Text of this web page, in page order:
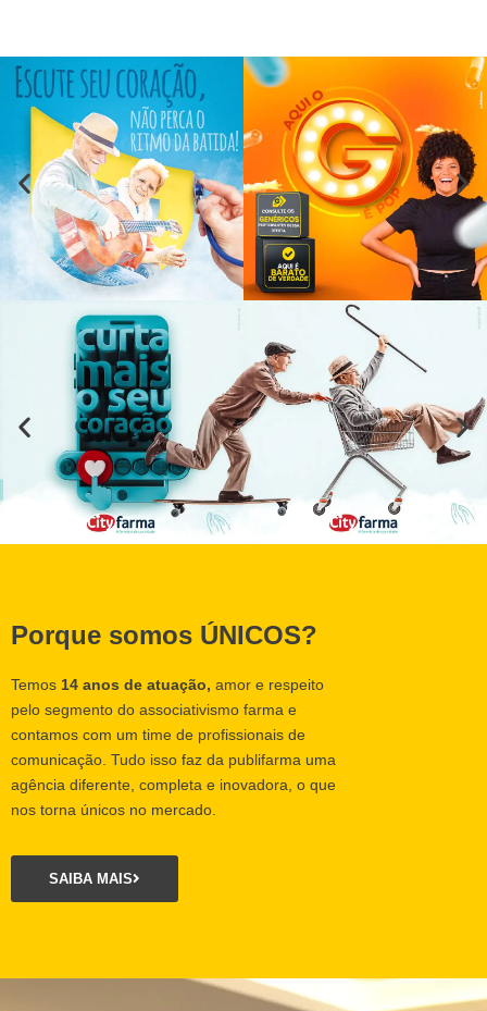
Porque somos ÚNICOS?
Temos 14 anos de atuação, amor e respeito
pelo segmento do associativismo farma e
contamos com um time de profissionais de
comunicação. Tudo isso faz da publifarma uma
agência diferente, completa e inovadora, o que
nos torna únicos no mercado.
SAIBA MAIS